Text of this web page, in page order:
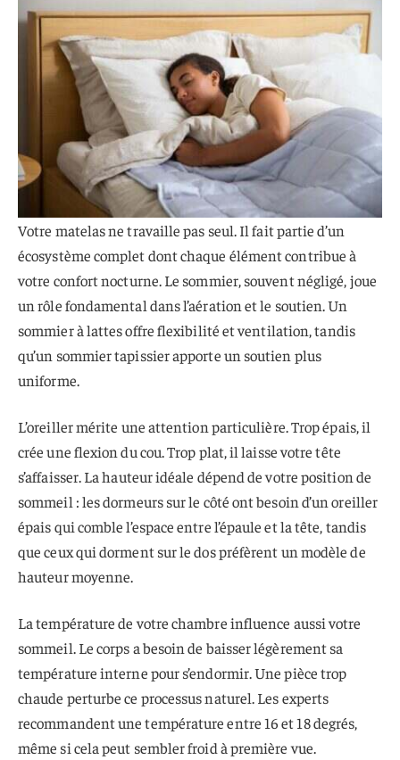
Votre matelas ne travaille pas seul. Il fait partie d’un
écosystème complet dont chaque élément contribue à
votre confort nocturne. Le sommier, souvent négligé, joue
un rôle fondamental dans l’aération et le soutien. Un
sommier à lattes offre flexibilité et ventilation, tandis
qu’un sommier tapissier apporte un soutien plus
uniforme.
L’oreiller mérite une attention particulière. Trop épais, il
crée une flexion du cou. Trop plat, il laisse votre tête
s’affaisser. La hauteur idéale dépend de votre position de
sommeil : les dormeurs sur le côté ont besoin d’un oreiller
épais qui comble l’espace entre l’épaule et la tête, tandis
que ceux qui dorment sur le dos préfèrent un modèle de
hauteur moyenne.
La température de votre chambre influence aussi votre
sommeil. Le corps a besoin de baisser légèrement sa
température interne pour s’endormir. Une pièce trop
chaude perturbe ce processus naturel. Les experts
recommandent une température entre 16 et 18 degrés,
même si cela peut sembler froid à première vue.